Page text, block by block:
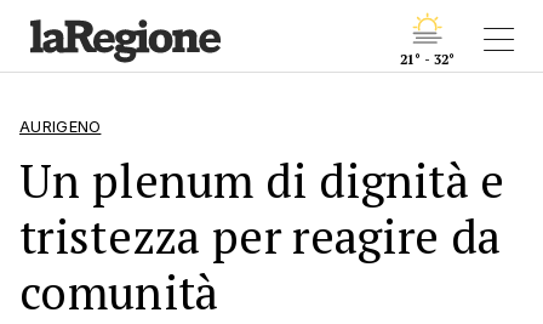
21° - 32°
AURIGENO
Un plenum di dignità e
tristezza per reagire da
comunità